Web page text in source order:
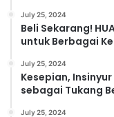
July 25, 2024
Beli Sekarang!
untuk Berbagai
July 25, 2024
Kesepian,
sebagai Tukang
July 25, 2024